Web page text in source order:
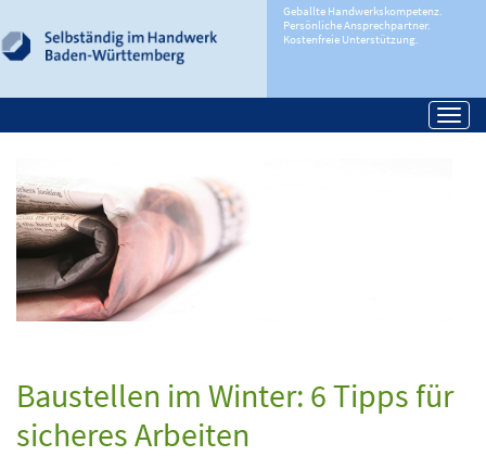
Geballte Handwerkskompetenz.
Persönliche Ansprechpartner.
Kostenfreie Unterstützung.
Baustellen im Winter: 6 Tipps für
sicheres Arbeiten